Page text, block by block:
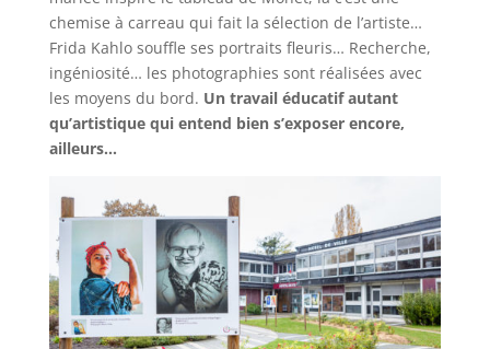
chemise à carreau qui fait la sélection de l’artiste…
Frida Kahlo souffle ses portraits fleuris… Recherche,
ingéniosité… les photographies sont réalisées avec
les moyens du bord. Un travail éducatif autant
qu’artistique qui entend bien s’exposer encore,
ailleurs…